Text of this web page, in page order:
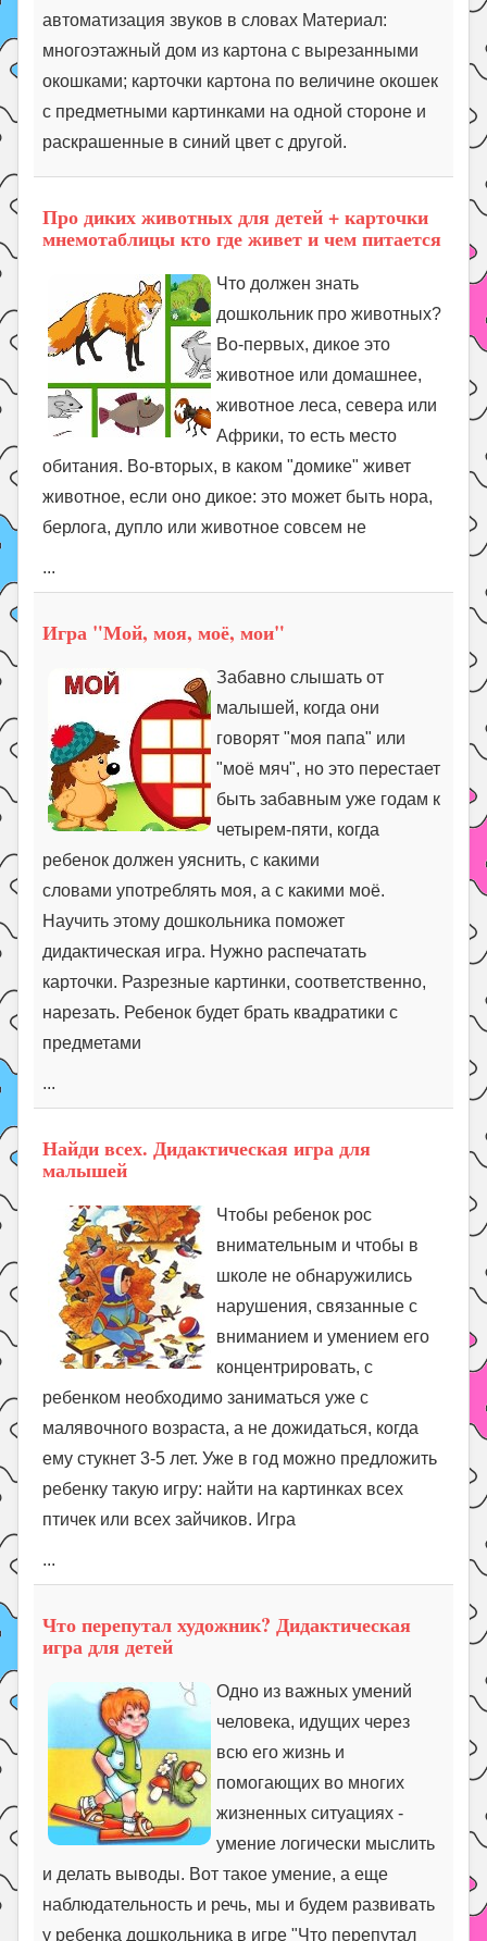
автоматизация звуков в словах Материал:
многоэтажный дом из картона с вырезанными
окошками; карточки картона по величине окошек
с предметными картинками на одной стороне и
раскрашенные в синий цвет с другой.
Про диких животных для детей + карточки
мнемотаблицы кто где живет и чем питается
Что должен знать
дошкольник про животных?
Во-первых, дикое это
животное или домашнее,
животное леса, севера или
Африки, то есть место
обитания. Во-вторых, в каком "домике" живет
животное, если оно дикое: это может быть нора,
берлога, дупло или животное совсем не
...
Игра "Мой, моя, моё, мои"
Забавно слышать от
малышей, когда они
говорят "моя папа" или
"моё мяч", но это перестает
быть забавным уже годам к
четырем-пяти, когда
ребенок должен уяснить, с какими
словами употреблять моя, а с какими моё.
Научить этому дошкольника поможет
дидактическая игра. Нужно распечатать
карточки. Разрезные картинки, соответственно,
нарезать. Ребенок будет брать квадратики с
предметами
...
Найди всех. Дидактическая игра для
малышей
Чтобы ребенок рос
внимательным и чтобы в
школе не обнаружились
нарушения, связанные с
вниманием и умением его
концентрировать, с
ребенком необходимо заниматься уже с
малявочного возраста, а не дожидаться, когда
ему стукнет 3-5 лет. Уже в год можно предложить
ребенку такую игру: найти на картинках всех
птичек или всех зайчиков. Игра
...
Что перепутал художник? Дидактическая
игра для детей
Одно из важных умений
человека, идущих через
всю его жизнь и
помогающих во многих
жизненных ситуациях -
умение логически мыслить
и делать выводы. Вот такое умение, а еще
наблюдательность и речь, мы и будем развивать
у ребенка дошкольника в игре "Что перепутал